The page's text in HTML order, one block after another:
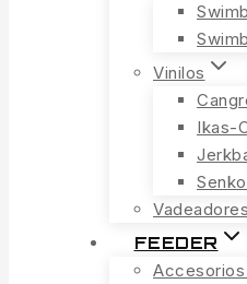
Vinilos
Ikas-
Vadeadores
FEEDER